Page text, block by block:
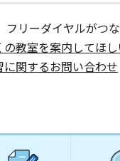
フリーダイヤルがつ
の教室を案内してほ
に関するお問い合わせ